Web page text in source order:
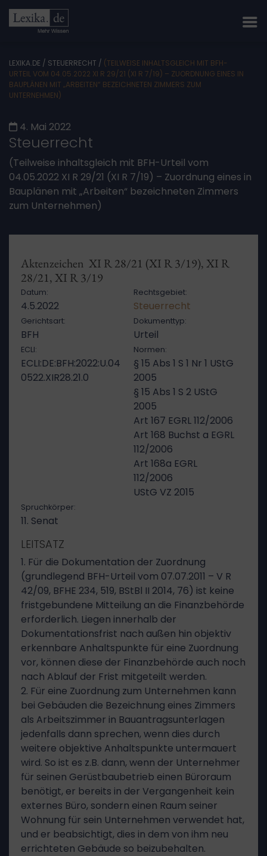
LEXIKA.DE / STEUERRECHT / (TEILWEISE INHALTSGLEICH MIT BFH-
URTEIL VOM 04.05.2022 XI R 29/21 (XI R 7/19) – ZUORDNUNG EINES IN
BAUPLÄNEN MIT „ARBEITEN“ BEZEICHNETEN ZIMMERS ZUM
UNTERNEHMEN)
4. Mai 2022
Steuerrecht
(Teilweise inhaltsgleich mit BFH-Urteil vom
04.05.2022 XI R 29/21 (XI R 7/19) – Zuordnung eines in
Bauplänen mit „Arbeiten“ bezeichneten Zimmers
zum Unternehmen)
Aktenzeichen XI R 28/21 (XI R 3/19), XI R
28/21, XI R 3/19
Datum:
4.5.2022
Rechtsgebiet:
Steuerrecht
Gerichtsart:
BFH
Dokumenttyp:
Urteil
ECLI:
ECLI:DE:BFH:2022:U.04
0522.XIR28.21.0
Normen:
§ 15 Abs 1 S 1 Nr 1 UStG
2005
§ 15 Abs 1 S 2 UStG
2005
Art 167 EGRL 112/2006
Art 168 Buchst a EGRL
112/2006
Art 168a EGRL
112/2006
UStG VZ 2015
Spruchkörper:
11. Senat
LEITSATZ
1. Für die Dokumentation der Zuordnung
(grundlegend BFH-Urteil vom 07.07.2011 – V R
42/09, BFHE 234, 519, BStBl II 2014, 76) ist keine
fristgebundene Mitteilung an die Finanzbehörde
erforderlich. Liegen innerhalb der
Dokumentationsfrist nach außen hin objektiv
erkennbare Anhaltspunkte für eine Zuordnung
vor, können diese der Finanzbehörde auch noch
nach Ablauf der Frist mitgeteilt werden.
2. Für eine Zuordnung zum Unternehmen kann
bei Gebäuden die Bezeichnung eines Zimmers
als Arbeitszimmer in Bauantragsunterlagen
jedenfalls dann sprechen, wenn dies durch
weitere objektive Anhaltspunkte untermauert
wird. So ist es z.B. dann, wenn der Unternehmer
für seinen Gerüstbaubetrieb einen Büroraum
benötigt, er bereits in der Vergangenheit kein
externes Büro, sondern einen Raum seiner
Wohnung für sein Unternehmen verwendet hat,
und er beabsichtigt, dies in dem von ihm neu
errichteten Gebäude so beizubehalten.